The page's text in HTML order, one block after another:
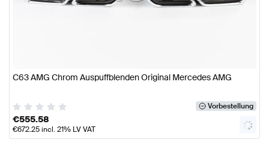
C63 AMG Chrom Auspuffblenden Original Mercedes AMG
Vorbestellung
€555.58
€672.25incl. 21% LV VAT